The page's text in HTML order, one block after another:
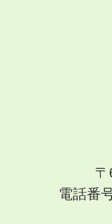
電話番